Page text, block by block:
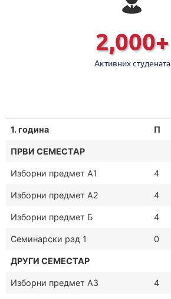
Активних студената
2,000+
1. година П
ПРВИ СЕМЕСТАР
Изборни предмет А1 4
Изборни предмет А2 4
Изборни предмет Б 4
Семинарски рад 1 0
ДРУГИ СЕМЕСТАР
Изборни предмет А3 4